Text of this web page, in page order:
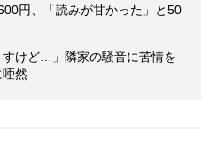
円、「読みが甘かった」と50
すけど…」隣家の騒音に苦情を
然